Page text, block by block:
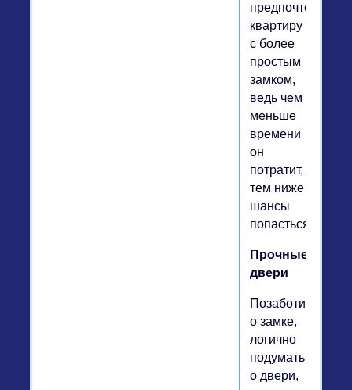
предпочтет
квартиру
с более
простым
замком,
ведь чем
меньше
времени
он
потратит,
тем ниже
шансы
попасться.
Прочные
двери
Позаботившись
о замке,
логично
подумать
о двери,